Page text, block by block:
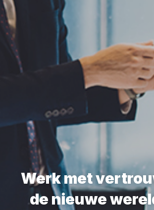
Werk met
de nieuwe